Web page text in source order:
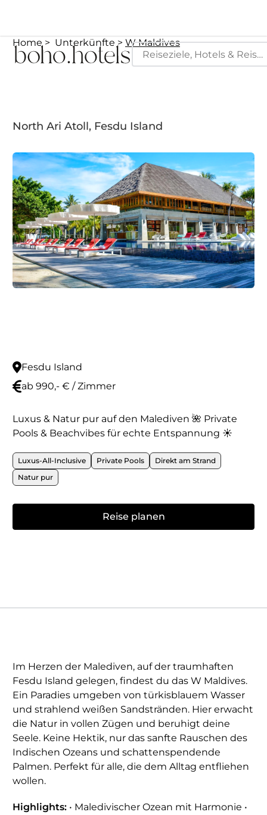
Home Unterkünfte W Maldives
North Ari Atoll, Fesdu Island
Fesdu Island
ab 990,- € / Zimmer
Luxus & Natur pur auf den Malediven 🌺 Private
Pools & Beachvibes für echte Entspannung ☀️
Luxus-All-Inclusive Private Pools
Direkt am Strand
Natur pur
Reise planen
Im Herzen der Malediven, auf der traumhaften
Fesdu Island gelegen, findest du das W Maldives.
Ein Paradies umgeben von türkisblauem Wasser
und strahlend weißen Sandstränden. Hier erwacht
die Natur in vollen Zügen und beruhigt deine
Seele. Keine Hektik, nur das sanfte Rauschen des
Indischen Ozeans und schattenspendende
Palmen. Perfekt für alle, die dem Alltag entfliehen
wollen.
Highlights: • Maledivischer Ozean mit Harmonie •